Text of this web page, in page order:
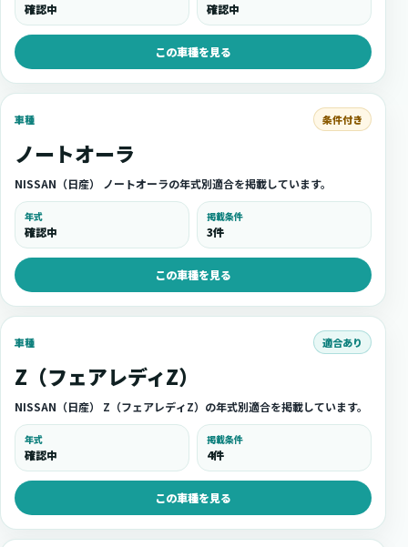
確認中 確認中
この車種を見る
車種 条件付き
ノートオーラ
NISSAN（日産） ノートオーラの年式別適合を掲載しています。
年式
確認中
掲載条件
3件
この車種を見る
車種 適合あり
Z（フェアレディZ）
NISSAN（日産） Z（フェアレディZ）の年式別適合を掲載しています。
年式
確認中
掲載条件
4件
この車種を見る